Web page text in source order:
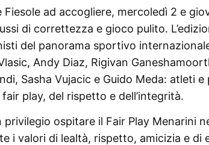
ad accogliere, mercoledì 2 e
di correttezza e gioco pulito.
del panorama sportivo
Andy Diaz, Rigivan
Sasha Vujacic e Guido Meda: atleti
play, del rispetto e dell’integrità.
ospitare il Fair Play Menarini
i valori di lealtà, rispetto, amicizia e di